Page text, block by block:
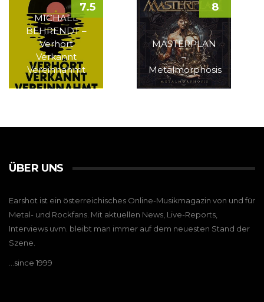
MICHAEL
BEHRENDT –
Verhört
Verkannt
Vereinnahmt
7.5
MASTERPLAN
–
Metalmorphosis
8
ÜBER UNS
Earshot ist ein österreichisches Online-Musikmagazin von und für
Metal- und Rockfans. Mit aktuellen News, Live-Reports,
Interviews uvm. bleibt man immer auf dem neuesten Stand der
Szene.
…since 1999